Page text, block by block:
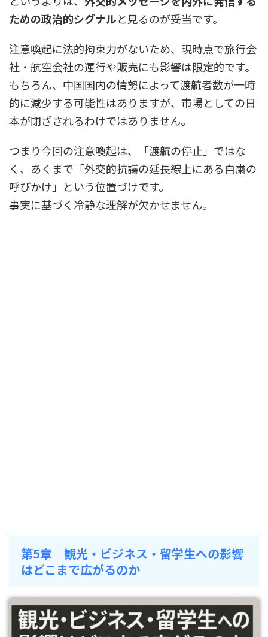
ための政治的シグナルと見るのが妥当です。
注意喚起に法的拘束力がないため、現時点で旅行会
社・航空会社の運行や販売にも影響は限定的です。
もちろん、中国国内の情勢によって渡航者数が一時
的に減少する可能性はありますが、市場としての日
本が閉ざされるわけではありません。
つまり今回の注意喚起は、「渡航の停止」ではな
く、あくまで「外交的抗議の延長線上にある自粛の
呼びかけ」という位置づけです。
事実に基づく冷静な理解が欠かせません。
第5章 観光・ビジネス・留学生への影響
はどこまで広がるのか